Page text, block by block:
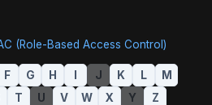
(Role-Based Access Control)
F G H J K L
M
T U V W X Y Z